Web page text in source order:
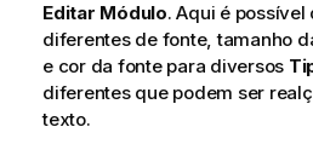
Editar Módulo. Aqui é
diferentes de fonte, tamanho
e cor da fonte para diversos
diferentes que podem ser
texto.